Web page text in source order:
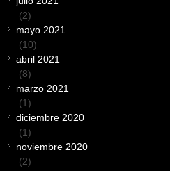
(2)
mayo 2021
(10)
abril 2021
(8)
marzo 2021
(1)
diciembre 2020
(1)
noviembre 2020
(2)